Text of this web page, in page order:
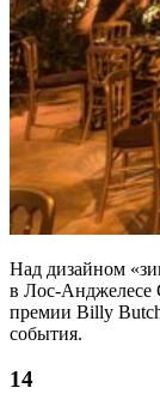
Над дизайном
в Лос-Анджелесе
премии Billy
события.
14